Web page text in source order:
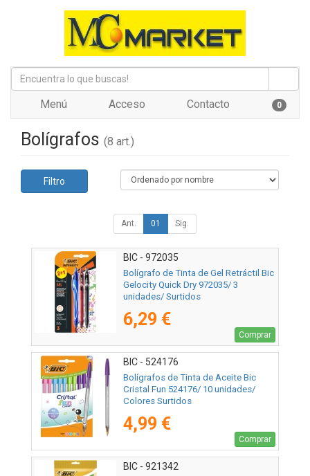
Menú Acceso Contacto 0
Bolígrafos (8 art.)
Filtro
Ant. 01 Sig.
BIC - 972035
Bolígrafo de Tinta de Gel Retráctil Bic
Gelocity Quick Dry 972035/ 3
unidades/ Surtidos
6,29 €
Comprar
BIC - 524176
Bolígrafos de Tinta de Aceite Bic
Cristal Fun 524176/ 10 unidades/
Colores Surtidos
4,99 €
Comprar
BIC - 921342